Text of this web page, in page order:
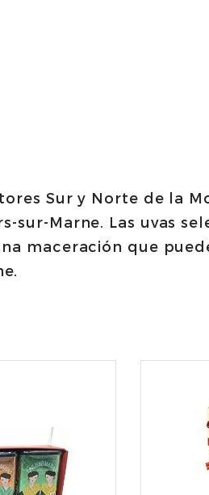
Sur y Norte de la
sur-Marne. Las uvas
maceración que